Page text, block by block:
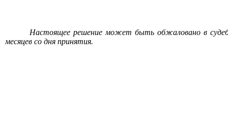
Настоящее решение может быть обжаловано в
месяцев со дня принятия.